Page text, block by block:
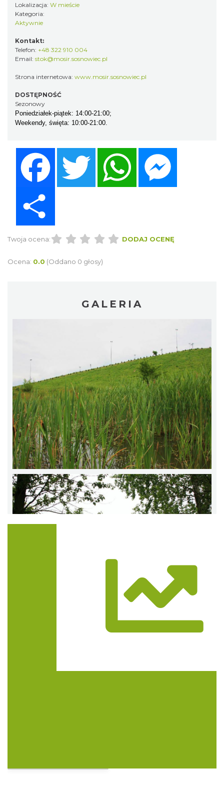
Lokalizacja: W mieście
Kategoria:
Aktywnie
Kontakt:
Telefon: +48 322 910 004
Email: stok@mosir.sosnowiec.pl
Strona internetowa: www.mosir.sosnowiec.pl
DOSTĘPNOŚĆ
Sezonowy
Poniedziałek-piątek: 14:00-21:00;
Weekendy, święta: 10:00-21:00.
Twitter WhatsApp
Twoja ocena: DODAJ OCENĘ
Ocena: 0.0 (Oddano 0 głosy)
GALERIA
Trasa